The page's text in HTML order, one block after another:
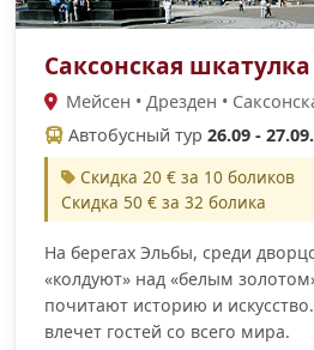
Саксонская шкатулка
Мейсен • Дрезден •
Автобусный тур 26.09 -
Скидка 20 € за 10 боликов
Скидка 50 € за 32 болика
На берегах Эльбы, среди
«колдуют» над «белым
почитают историю и
влечет гостей со всего мира.